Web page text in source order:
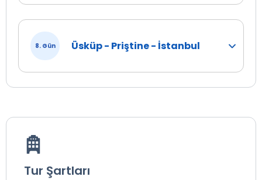
8. Gün Üsküp - Priştine - İstanbul
Tur Şartları